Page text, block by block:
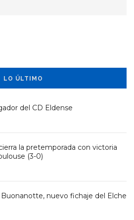
LO ÚLTIMO
del CD Eldense
la pretemporada con victoria
(3-0)
Buonanotte, nuevo fichaje del Elche